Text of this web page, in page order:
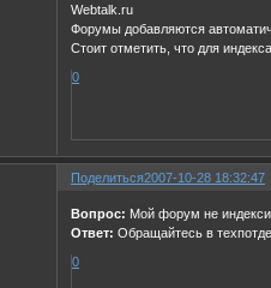
Webtalk.ru
Форумы добавляются
Стоит отметить, что для
0
Поделиться2007-10-28 18:32:47
Вопрос: Мой форум не
Ответ:Обращайтесь в
0